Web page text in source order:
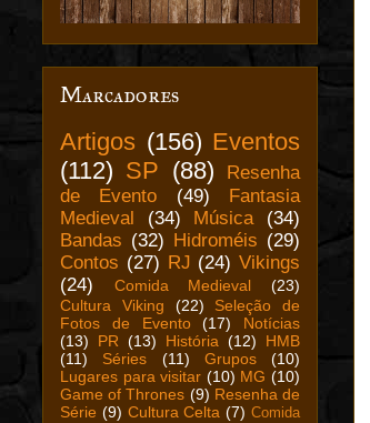
Marcadores
Artigos (156) Eventos
(112) SP (88)
Resenha
de Evento
(49)
Fantasia
Medieval
(34) Música
(34)
Bandas (32) Hidroméis (29)
Contos (27) RJ (24) Vikings
(24)
Comida Medieval
(23)
Cultura Viking
(22)
Seleção de
Fotos de Evento
(17)
Notícias
(13)
PR (13) História (12)
HMB
(11)
Séries (11) Grupos
(10)
Lugares para visitar (10) MG (10)
Game of Thrones (9) Resenha de
Série (9) Cultura Celta (7) Comida